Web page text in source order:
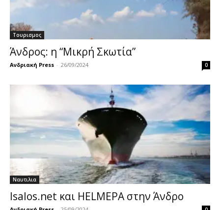
Τουρισμος
Άνδρος: η “Μικρή Σκωτία”
Ανδριακή Press - 26/09/2024 0
Ναυτιλια
Isalos.net και HELMEPA στην Άνδρο